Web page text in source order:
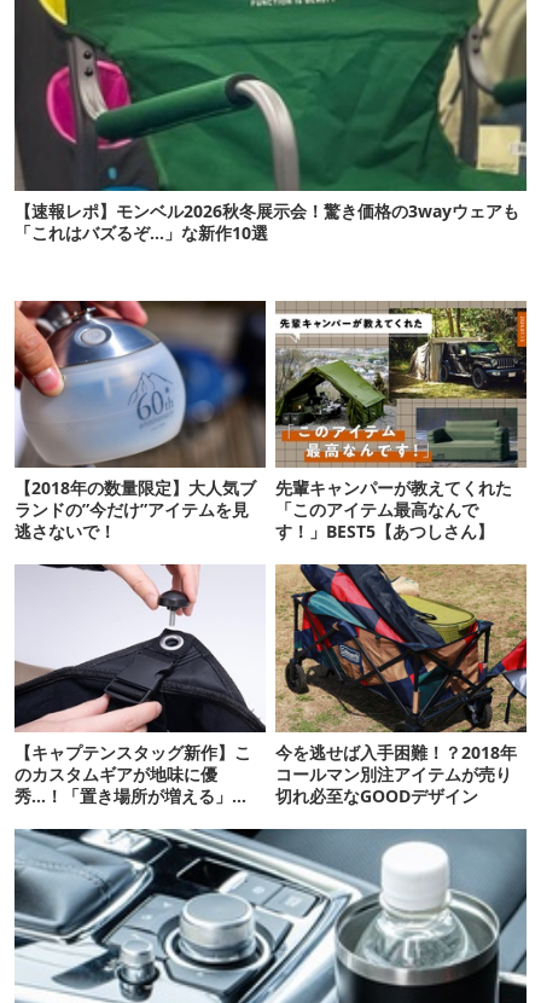
【速報レポ】モンベル2026秋冬展示会！驚き価格の3wayウェアも
「これはバズるぞ…」な新作10選
【2018年の数量限定】大人気ブ
ランドの”今だけ”アイテムを見
逃さないで！
先輩キャンパーが教えてくれた
「このアイテム最高なんで
す！」BEST5【あつしさん】
【キャプテンスタッグ新作】こ
のカスタムギアが地味に優
秀…！「置き場所が増える」
今を逃せば入手困難！？2018年
コールマン別注アイテムが売り
切れ必至なGOODデザイン